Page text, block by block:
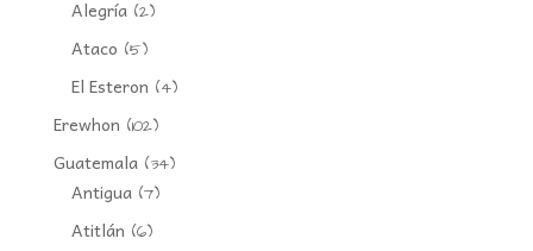
Alegría(2)
Ataco (5)
El Esteron (4)
Erewhon (102)
Guatemala(34)
Antigua(7)
Atitlán (6)